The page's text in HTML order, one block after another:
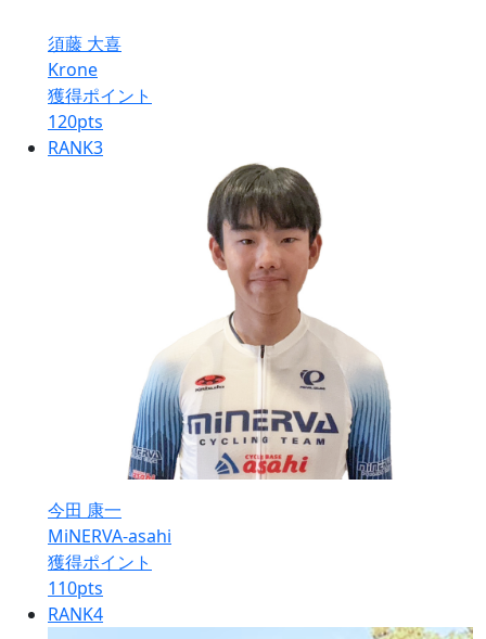
須藤 大喜
Krone
獲得ポイント
120pts
RANK3
今田 康一
MiNERVA-asahi
獲得ポイント
110pts
RANK4